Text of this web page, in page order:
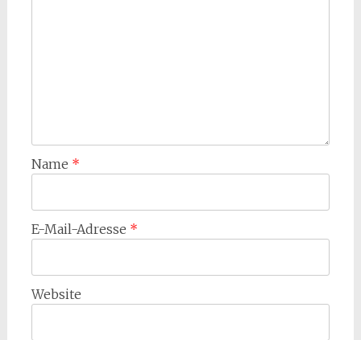
Name *
E-Mail-Adresse *
Website